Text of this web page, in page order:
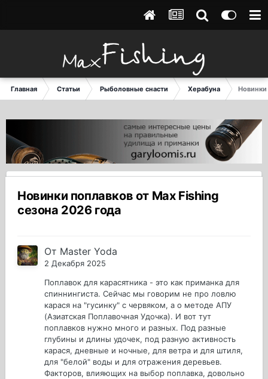
Главная Статьи Рыболовные снасти Херабуна Новинки
Новинки поплавков от Max Fishing
сезона 2026 года
От Master Yoda
2 Декабря 2025
Поплавок для карасятника - это как приманка для
спиннингиста. Сейчас мы говорим не про ловлю
карася на "гусинку" с червяком, а о методе АПУ
(Азиатская Поплавочная Удочка). И вот тут
поплавков нужно много и разных. Под разные
глубины и длины удочек, под разную активность
карася, дневные и ночные, для ветра и для штиля,
для "белой" воды и для отражения деревьев.
Факторов, влияющих на выбор поплавка, довольно